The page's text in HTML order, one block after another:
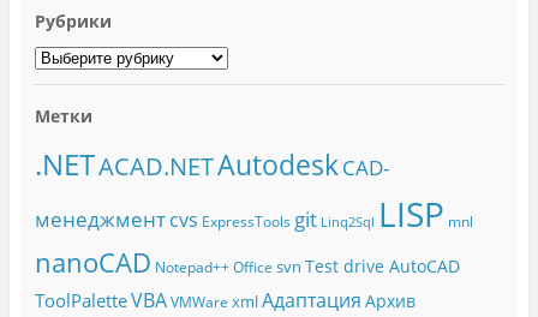
Рубрики
Метки
.NETACAD.NETAutodeskCAD-
менеджмент cvs ExpressTools git Linq2Sql LISP mnl
nanoCAD Notepad++ Office svn Test drive AutoCAD
ToolPaletteVBA VMWare xmlАдаптация Архив